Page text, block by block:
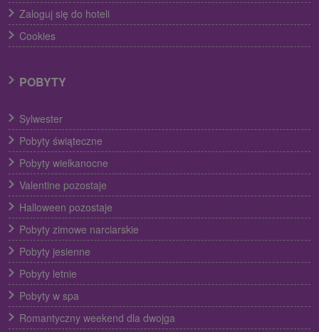
Zaloguj się do hoteli
Cookies
POBYTY
Sylwester
Pobyty świąteczne
Pobyty wielkanocne
Valentine pozostaje
Halloween pozostaje
Pobyty zimowe narciarskie
Pobyty jesienne
Pobyty letnie
Pobyty w spa
Romantyczny weekend dla dwojga